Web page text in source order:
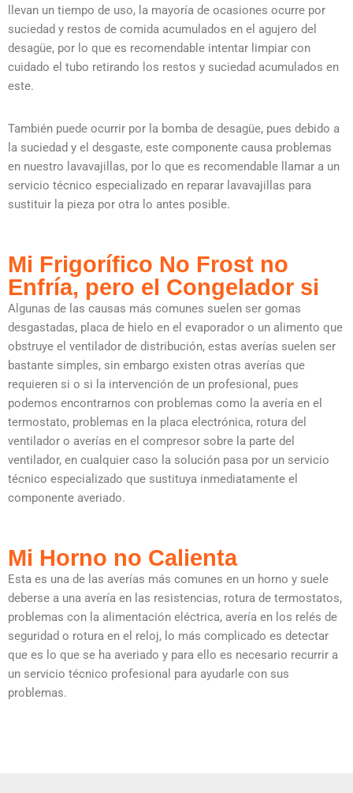
llevan un tiempo de uso, la mayoría de ocasiones ocurre por
suciedad y restos de comida acumulados en el agujero del
desagüe, por lo que es recomendable intentar limpiar con
cuidado el tubo retirando los restos y suciedad acumulados en
este.
También puede ocurrir por la bomba de desagüe, pues debido a
la suciedad y el desgaste, este componente causa problemas
en nuestro lavavajillas, por lo que es recomendable llamar a un
servicio técnico especializado en reparar lavavajillas para
sustituir la pieza por otra lo antes posible.
Mi Frigorífico No Frost no
Enfría, pero el Congelador si
Algunas de las causas más comunes suelen ser gomas
desgastadas, placa de hielo en el evaporador o un alimento que
obstruye el ventilador de distribución, estas averías suelen ser
bastante simples, sin embargo existen otras averías que
requieren si o si la intervención de un profesional, pues
podemos encontrarnos con problemas como la avería en el
termostato, problemas en la placa electrónica, rotura del
ventilador o averías en el compresor sobre la parte del
ventilador, en cualquier caso la solución pasa por un servicio
técnico especializado que sustituya inmediatamente el
componente averiado.
Mi Horno no Calienta
Esta es una de las averías más comunes en un horno y suele
deberse a una avería en las resistencias, rotura de termostatos,
problemas con la alimentación eléctrica, avería en los relés de
seguridad o rotura en el reloj, lo más complicado es detectar
que es lo que se ha averiado y para ello es necesario recurrir a
un servicio técnico profesional para ayudarle con sus
problemas.